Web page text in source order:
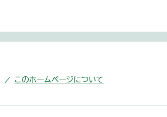
このホームページについて